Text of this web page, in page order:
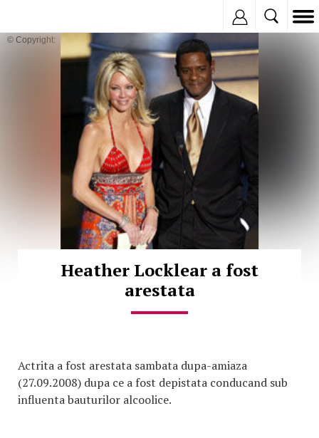
© Copyright:
Heather Locklear a fost
arestata
Actrita a fost arestata sambata dupa-amiaza
(27.09.2008) dupa ce a fost depistata conducand sub
influenta bauturilor alcoolice.